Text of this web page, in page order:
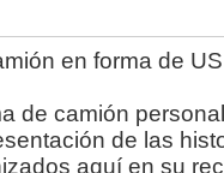
en forma de
de camión
de las
aquí en su